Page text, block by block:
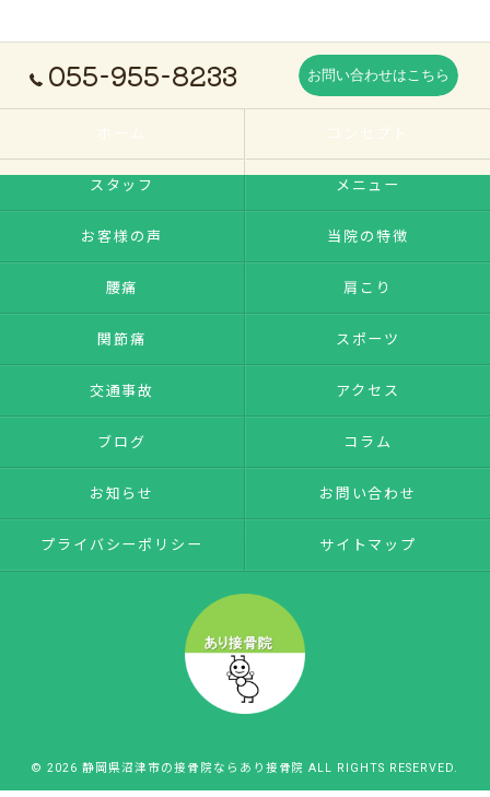
055-955-8233 お問い合わせはこちら
スタッフ メニュー
お客様の声 当院の特徴
腰痛 肩こり
関節痛 スポーツ
交通事故 アクセス
ブログ コラム
お知らせ お問い合わせ
プライバシーポリシー サイトマップ
© 2026 静岡県沼津市の接骨院ならあり接骨院 ALL RIGHTS RESERVED.